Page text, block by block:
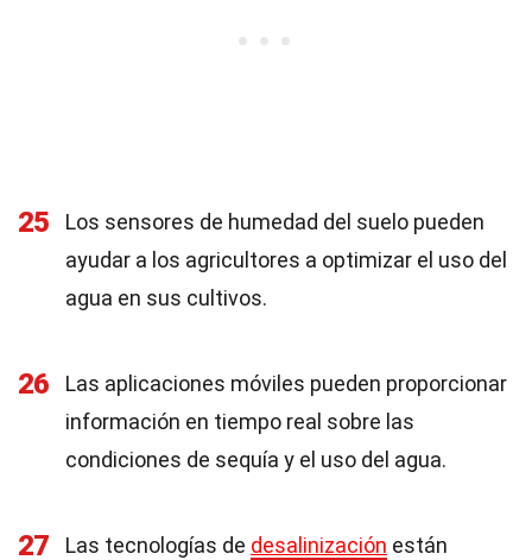
25
Los sensores de humedad del suelo pueden
ayudar a los agricultores a optimizar el uso del
agua en sus cultivos.
26
Las aplicaciones móviles pueden proporcionar
información en tiempo real sobre las
condiciones de sequía y el uso del agua.
27 Las tecnologías de desalinización están